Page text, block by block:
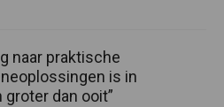
naar praktische
is in
groter dan ooit”